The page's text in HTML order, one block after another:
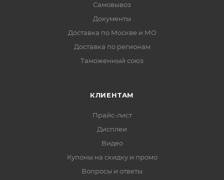
Самовывоз
Документы
Доставка по Москве и МО
Доставка по регионам
Таможенный союз
КЛИЕНТАМ
Прайс-лист
Дисплеи
Видео
Купоны на скидку и промо
Вопросы и ответы